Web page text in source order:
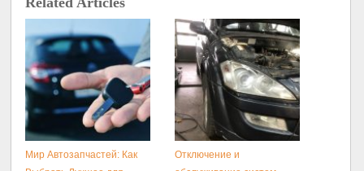
Мир Автозапчастей: Как
Отключение и